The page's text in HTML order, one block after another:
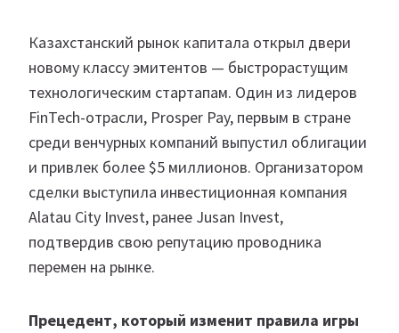
Казахстанский рынок капитала открыл двери
новому классу эмитентов — быстрорастущим
технологическим стартапам. Один из лидеров
FinTech-отрасли, Prosper Pay, первым в стране
среди венчурных компаний выпустил облигации
и привлек более $5 миллионов. Организатором
сделки выступила инвестиционная компания
Alatau City Invest, ранее Jusan Invest,
подтвердив свою репутацию проводника
перемен на рынке.
Прецедент, который изменит правила игры